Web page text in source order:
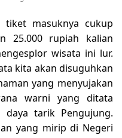
tiket masuknya cukup
25.000 rupiah kalian
wisata ini lur.
kita akan disuguhkan
yang menyujakan
warni yang ditata
daya tarik Pengujung.
yang mirip di Negeri